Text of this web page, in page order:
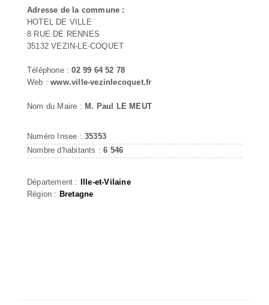
Adresse de la commune :
HOTEL DE VILLE
8 RUE DE RENNES
35132 VEZIN-LE-COQUET
Téléphone :02 99 64 52 78
Web :www.ville-vezinlecoquet.fr
Nom du Maire : M. Paul LE MEUT
Numéro Insee : 35353
Nombre d'habitants :6 546
Département : Ille-et-Vilaine
Région : Bretagne